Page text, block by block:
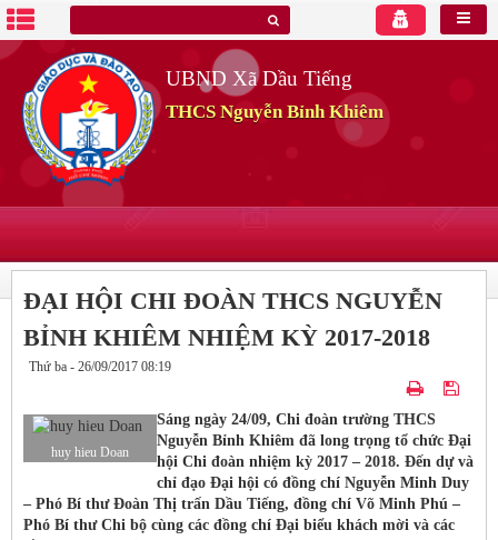
UBND Xã Dầu Tiếng
THCS Nguyễn Bỉnh Khiêm
ĐẠI HỘI CHI ĐOÀN THCS NGUYỄN
BỈNH KHIÊM NHIỆM KỲ 2017-2018
Thứ ba - 26/09/2017 08:19
huy hieu Doan
Sáng ngày 24/09, Chi đoàn trường THCS
Nguyễn Bỉnh Khiêm đã long trọng tổ chức Đại
hội Chi đoàn nhiệm kỳ 2017 – 2018. Đến dự và
chỉ đạo Đại hội có đồng chí Nguyễn Minh Duy
– Phó Bí thư Đoàn Thị trấn Dầu Tiếng, đồng chí Võ Minh Phú –
Phó Bí thư Chi bộ cùng các đồng chí Đại biểu khách mời và các